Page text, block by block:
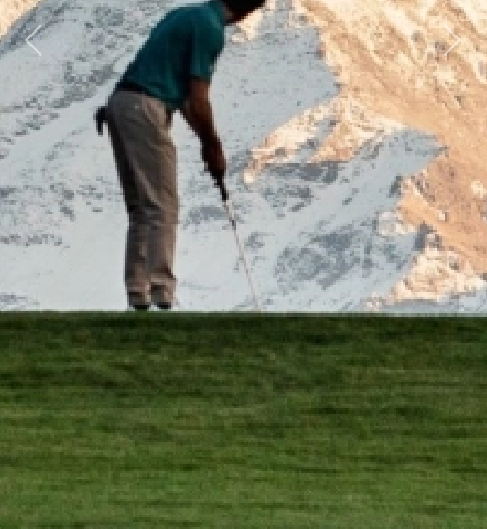
Previous Next